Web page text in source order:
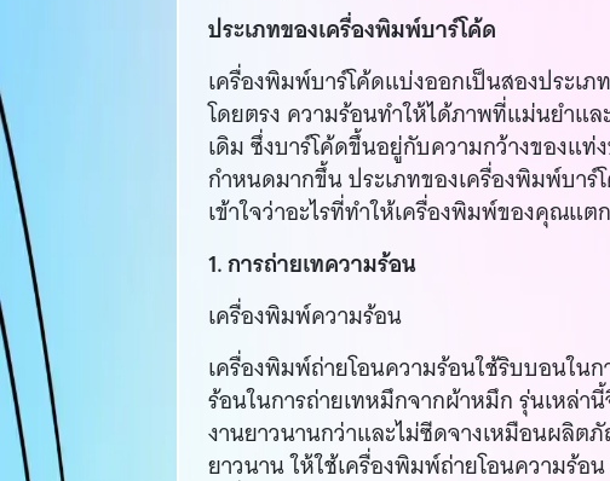
ประเภทของเครื่องพิมพ์บาร์โค้ด
เครื่องพิมพ์บาร์โค้ดแบ่งออกเป็นสองประเ
โดยตรง ความร้อนทำให้ได้ภาพที่แม่นยำ
เดิม ซึ่งบาร์โค้ดขึ้นอยู่กับความกว้างของแ
กำหนดมากขึ้น ประเภทของเครื่องพิมพ์บา
เข้าใจว่าอะไรที่ทำให้เครื่องพิมพ์ของคุณ
1. การถ่ายเทความร้อน
เครื่องพิมพ์ความร้อน
เครื่องพิมพ์ถ่ายโอนความร้อนใช้ริบบอนใน
ร้อนในการถ่ายเทหมึกจากผ้าหมึก รุ่นเหล่
งานยาวนานกว่าและไม่ซีดจางเหมือนผลิ
ยาวนาน ให้ใช้เครื่องพิมพ์ถ่ายโอนความร้